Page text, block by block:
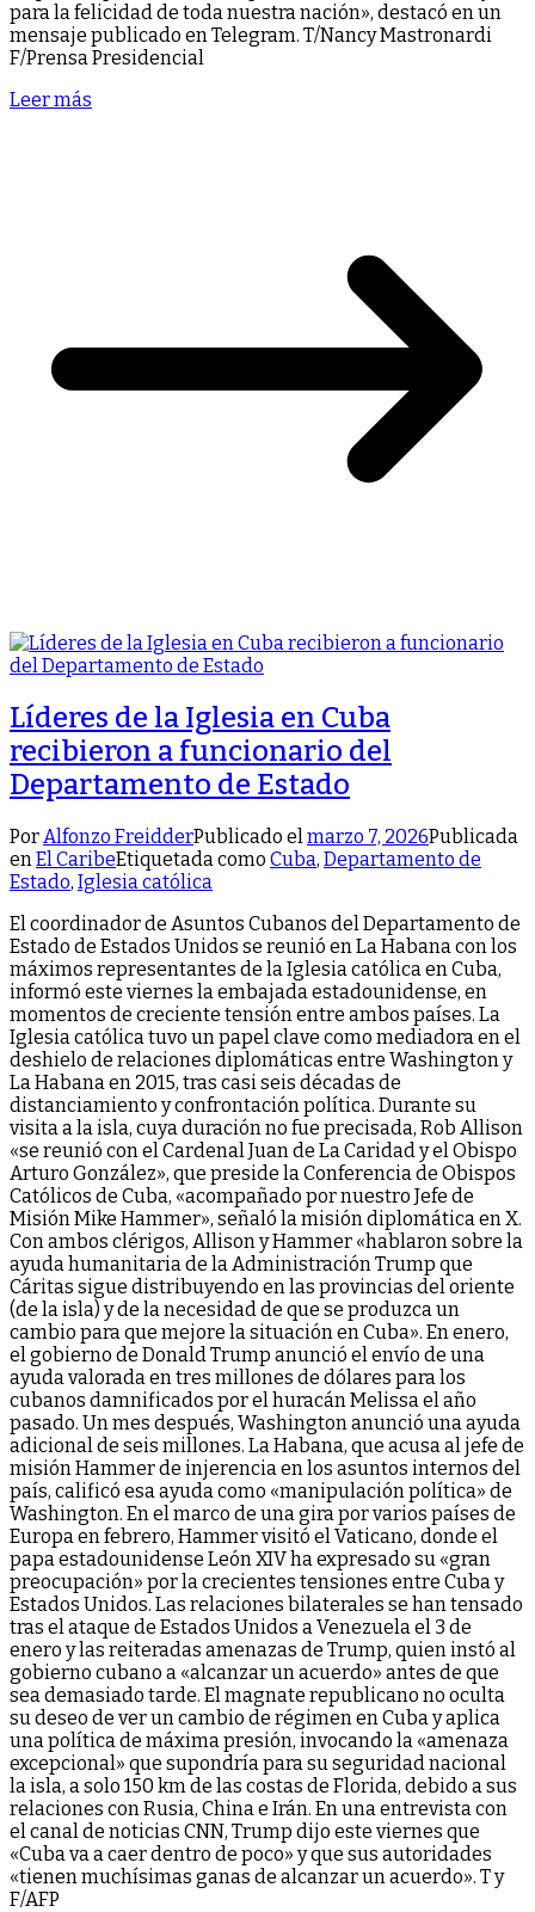
para la felicidad de toda nuestra nación», destacó en un
mensaje publicado en Telegram. T/Nancy Mastronardi
F/Prensa Presidencial
Leer más
Líderes de la Iglesia en Cuba
recibieron a funcionario del
Departamento de Estado
Por Alfonzo FreidderPublicado el marzo 7, 2026Publicada
en El CaribeEtiquetada como Cuba, Departamento de
Estado, Iglesia católica
El coordinador de Asuntos Cubanos del Departamento de
Estado de Estados Unidos se reunió en La Habana con los
máximos representantes de la Iglesia católica en Cuba,
informó este viernes la embajada estadounidense, en
momentos de creciente tensión entre ambos países. La
Iglesia católica tuvo un papel clave como mediadora en el
deshielo de relaciones diplomáticas entre Washington y
La Habana en 2015, tras casi seis décadas de
distanciamiento y confrontación política. Durante su
visita a la isla, cuya duración no fue precisada, Rob Allison
«se reunió con el Cardenal Juan de La Caridad y el Obispo
Arturo González», que preside la Conferencia de Obispos
Católicos de Cuba, «acompañado por nuestro Jefe de
Misión Mike Hammer», señaló la misión diplomática en X.
Con ambos clérigos, Allison y Hammer «hablaron sobre la
ayuda humanitaria de la Administración Trump que
Cáritas sigue distribuyendo en las provincias del oriente
(de la isla) y de la necesidad de que se produzca un
cambio para que mejore la situación en Cuba». En enero,
el gobierno de Donald Trump anunció el envío de una
ayuda valorada en tres millones de dólares para los
cubanos damnificados por el huracán Melissa el año
pasado. Un mes después, Washington anunció una ayuda
adicional de seis millones. La Habana, que acusa al jefe de
misión Hammer de injerencia en los asuntos internos del
país, calificó esa ayuda como «manipulación política» de
Washington. En el marco de una gira por varios países de
Europa en febrero, Hammer visitó el Vaticano, donde el
papa estadounidense León XIV ha expresado su «gran
preocupación» por la crecientes tensiones entre Cuba y
Estados Unidos. Las relaciones bilaterales se han tensado
tras el ataque de Estados Unidos a Venezuela el 3 de
enero y las reiteradas amenazas de Trump, quien instó al
gobierno cubano a «alcanzar un acuerdo» antes de que
sea demasiado tarde. El magnate republicano no oculta
su deseo de ver un cambio de régimen en Cuba y aplica
una política de máxima presión, invocando la «amenaza
excepcional» que supondría para su seguridad nacional
la isla, a solo 150 km de las costas de Florida, debido a sus
relaciones con Rusia, China e Irán. En una entrevista con
el canal de noticias CNN, Trump dijo este viernes que
«Cuba va a caer dentro de poco» y que sus autoridades
«tienen muchísimas ganas de alcanzar un acuerdo». T y
F/AFP